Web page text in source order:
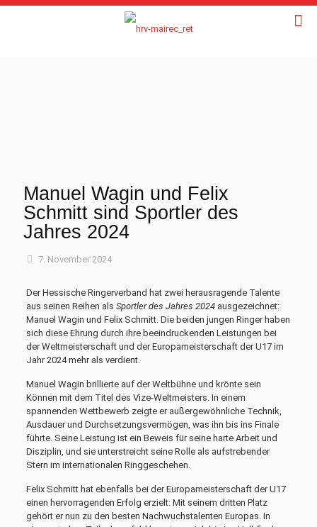
Manuel Wagin und Felix
Schmitt sind Sportler des
Jahres 2024
7. November 2024
Der Hessische Ringerverband hat zwei herausragende Talente
aus seinen Reihen als Sportler des Jahres 2024ausgezeichnet:
Manuel Wagin und Felix Schmitt. Die beiden jungen Ringer haben
sich diese Ehrung durch ihre beeindruckenden Leistungen bei
der Weltmeisterschaft und der Europameisterschaft der U17 im
Jahr 2024 mehr als verdient.
Manuel Wagin brillierte auf der Weltbühne und krönte sein
Können mit dem Titel des Vize-Weltmeisters. In einem
spannenden Wettbewerb zeigte er außergewöhnliche Technik,
Ausdauer und Durchsetzungsvermögen, was ihn bis ins Finale
führte. Seine Leistung ist ein Beweis für seine harte Arbeit und
Disziplin, und sie unterstreicht seine Rolle als aufstrebender
Stern im internationalen Ringgeschehen.
Felix Schmitt hat ebenfalls bei der Europameisterschaft der U17
einen hervorragenden Erfolg erzielt: Mit seinem dritten Platz
gehört er nun zu den besten Nachwuchstalenten Europas. In